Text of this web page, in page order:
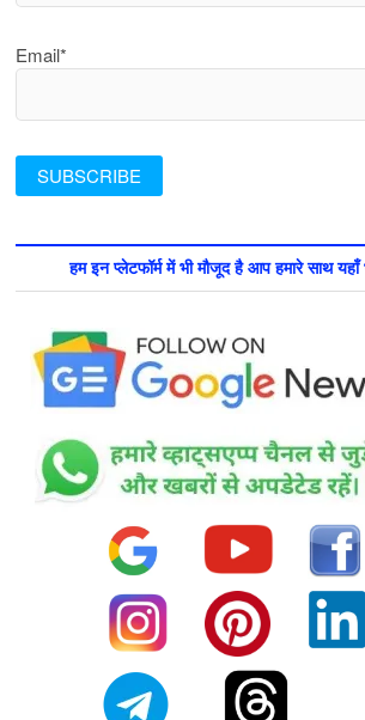
Email*
हम इन प्लेटफॉर्म में भी मौजूद है आप हमारे साथ